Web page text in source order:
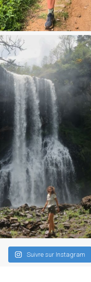
Suivre sur Instagram